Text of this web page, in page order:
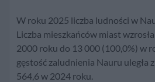
2021 0 0 (0,0%)
2020 13 000
W roku 2025 liczba ludności w
Liczba mieszkańców miast
2000 roku do 13 000 (100,0%) w
gęstość zaludnienia Nauru uległa
564,6 w 2024 roku.